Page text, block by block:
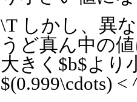
\T しかし、異
うど真ん中の
大きく$b$より
$(0.999\cdots)